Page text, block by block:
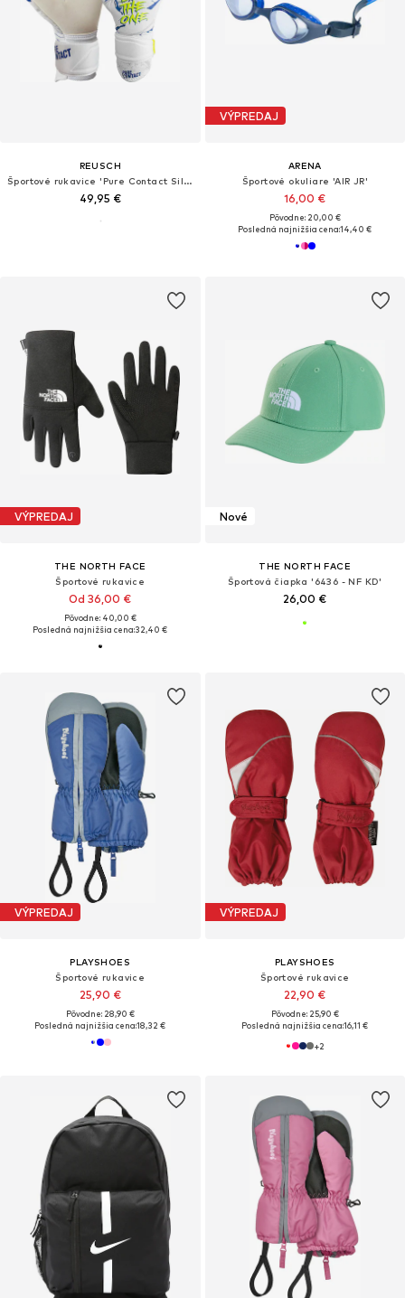
REUSCH
Športové rukavice 'Pure Contact Silver'
49,95 €
VÝPREDAJ
ARENA
Športové okuliare 'AIR JR'
16,00 €
Pôvodne: 20,00 €
Posledná najnižšia cena:14,40 €
VÝPREDAJ
THE NORTH FACE
Športové rukavice
Od 36,00 €
Pôvodne: 40,00 €
Posledná najnižšia cena:32,40 €
Nové
THE NORTH FACE
Športová čiapka '6436 - NF KD'
26,00 €
VÝPREDAJ
PLAYSHOES
Športové rukavice
25,90 €
Pôvodne: 28,90 €
Posledná najnižšia cena:18,32 €
VÝPREDAJ
PLAYSHOES
Športové rukavice
22,90 €
Pôvodne: 25,90 €
Posledná najnižšia cena:16,11 €
+2